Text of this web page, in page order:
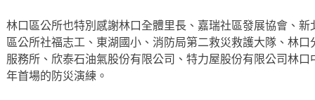
林口區公所也特別感謝林口全體里長、嘉瑞社區發展協會、
區公所社福志工、東湖國小、消防局第二救災救護大隊、林
服務所、欣泰石油氣股份有限公司、特力屋股份有限公司林
年首場的防災演練。